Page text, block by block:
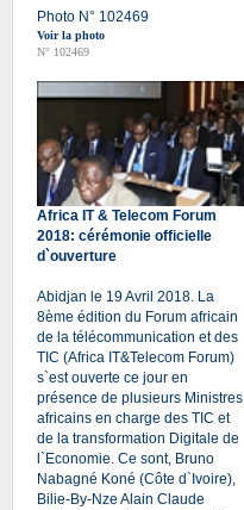
Photo N° 102469
Voir la photo
N° 102469
Africa IT & Telecom Forum
2018: cérémonie officielle
d`ouverture
Abidjan le 19 Avril 2018. La
8ème édition du Forum africain
de la télécommunication et des
TIC (Africa IT&Telecom Forum)
s`est ouverte ce jour en
présence de plusieurs Ministres
africains en charge des TIC et
de la transformation Digitale de
l`Economie. Ce sont, Bruno
Nabagné Koné (Côte d`Ivoire),
Bilie-By-Nze Alain Claude